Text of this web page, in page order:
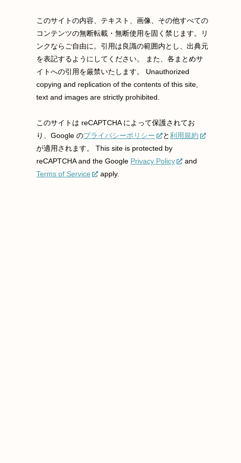
このサイトの内容、テキスト、画像、その他すべての
コンテンツの無断転載・無断使用を固く禁じます。リ
ンクならご自由に。引用は良識の範囲内とし、出典元
を表記するようにしてください。 また、各まとめサ
イトへの引用を厳禁いたします。 Unauthorized
copying and replication of the contents of this site,
text and images are strictly prohibited.
このサイトは reCAPTCHA によって保護されてお
り、Google のプライバシーポリシー と利用規約
が適用されます。 This site is protected by
reCAPTCHA and the Google Privacy Policy
and
Terms of Service
apply.